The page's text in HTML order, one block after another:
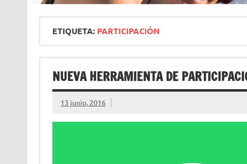
ETIQUETA: PARTICIPACIÓN
NUEVA HERRAMIENTA DE
13 junio, 2016